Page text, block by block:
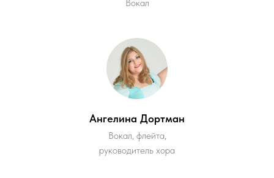
Вокал
Ангелина Дортман
Вокал, флейта,
руководитель хора